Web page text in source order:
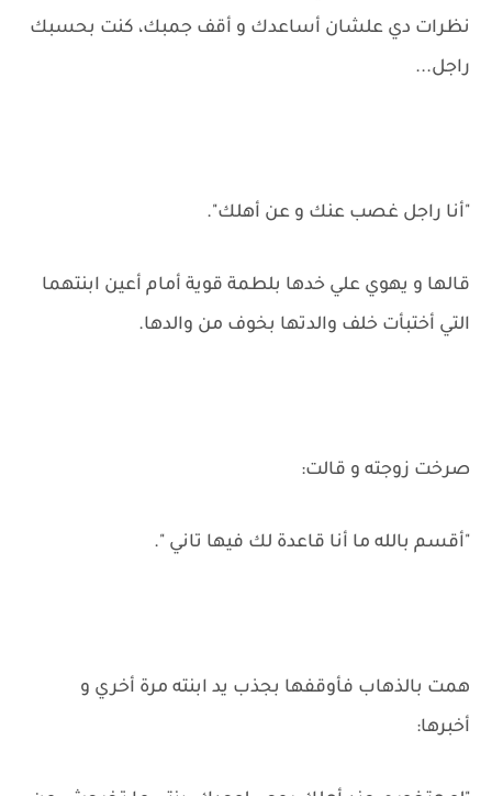
نظرات دي علشان أساعدك و أقف جمبك، كنت بحسبك
راجل...
"أنا راجل غصب عنك و عن أهلك".
قالها و يهوي علي خدها بلطمة قوية أمام أعين ابنتهما
التي أختبأت خلف والدتها بخوف من والدها.
صرخت زوجته و قالت:
"أقسم بالله ما أنا قاعدة لك فيها تاني ".
همت بالذهاب فأوقفها بجذب يد ابنته مرة أخري و
أخبرها: